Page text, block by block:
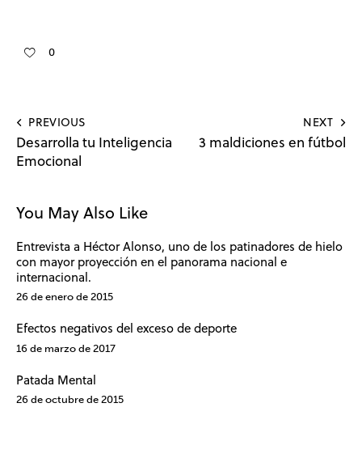
0
PREVIOUS
Desarrolla tu Inteligencia
Emocional
NEXT
3 maldiciones en fútbol
You May Also Like
Entrevista a Héctor Alonso, uno de los patinadores de hielo
con mayor proyección en el panorama nacional e
internacional.
26 de enero de 2015
Efectos negativos del exceso de deporte
16 de marzo de 2017
Patada Mental
26 de octubre de 2015